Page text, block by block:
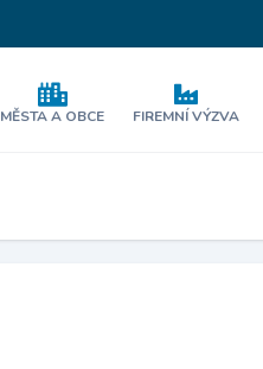
MĚSTA A OBCE FIREMNÍ VÝZVA